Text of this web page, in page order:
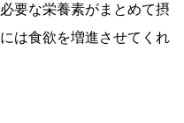
要な栄養素がまとめて摂
は食欲を増進させてくれ